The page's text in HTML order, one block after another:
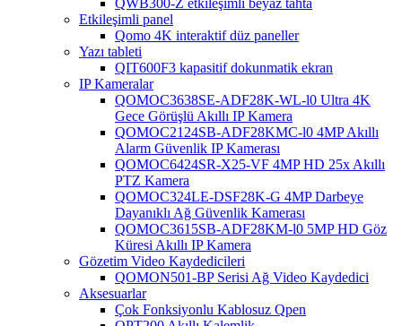
QWB300-Z etkileşimli beyaz tahta
Etkileşimli panel
Qomo 4K interaktif düz paneller
Yazı tableti
QIT600F3 kapasitif dokunmatik ekran
IP Kameralar
QOMOC3638SE-ADF28K-WL-l0 ​​Ultra 4K
Gece Görüşlü Akıllı IP Kamera
QOMOC2124SB-ADF28KMC-l0 4MP Akıllı
Alarm Güvenlik IP Kamerası
QOMOC6424SR-X25-VF 4MP HD 25x Akıllı
PTZ Kamera
QOMOC324LE-DSF28K-G 4MP Darbeye
Dayanıklı Ağ Güvenlik Kamerası
QOMOC3615SB-ADF28KM-l0 5MP HD Göz
Küresi Akıllı IP Kamera
Gözetim Video Kaydedicileri
QOMON501-BP Serisi Ağ Video Kaydedici
Aksesuarlar
Çok Fonksiyonlu Kablosuz Qpen